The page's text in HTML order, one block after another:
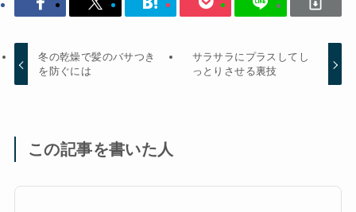
冬の乾燥で髪のバサつき
を防ぐには
サラサラにプラスしてし
っとりさせる裏技
この記事を書いた人